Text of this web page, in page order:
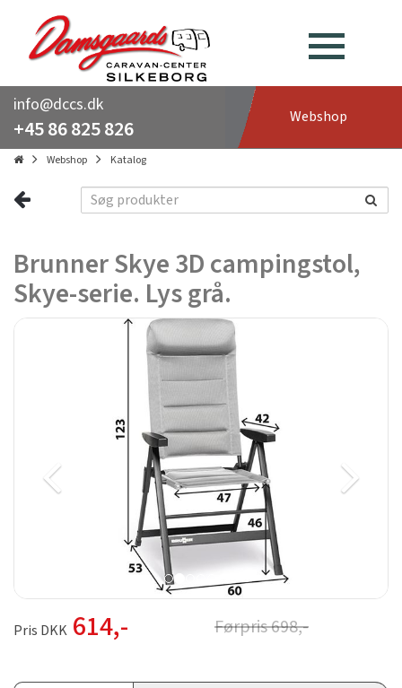
info@dccs.dk
+45 86 825 826 Webshop
Webshop Katalog
Brunner Skye 3D campingstol,
Skye-serie. Lys grå.
Pris DKK 614,- Førpris698,-